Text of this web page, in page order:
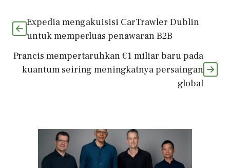
Expedia mengakuisisi CarTrawler Dublin
untuk memperluas penawaran B2B
Prancis mempertaruhkan €1 miliar baru pada
kuantum seiring meningkatnya persaingan
global